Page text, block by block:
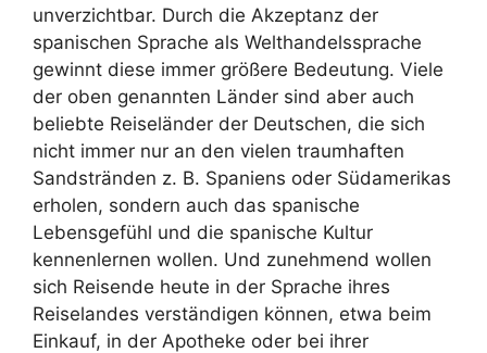
unverzichtbar. Durch die Akzeptanz der
spanischen Sprache als Welthandelssprache
gewinnt diese immer größere Bedeutung. Viele
der oben genannten Länder sind aber auch
beliebte Reiseländer der Deutschen, die sich
nicht immer nur an den vielen traumhaften
Sandstränden z. B. Spaniens oder Südamerikas
erholen, sondern auch das spanische
Lebensgefühl und die spanische Kultur
kennenlernen wollen. Und zunehmend wollen
sich Reisende heute in der Sprache ihres
Reiselandes verständigen können, etwa beim
Einkauf, in der Apotheke oder bei ihrer